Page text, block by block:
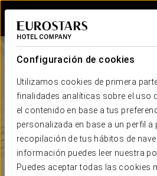
Configuración de cookies
Utilizamos cookies de primera
finalidades analíticas sobre el uso
el contenido en base a tus
personalizada en base a un perfil a
recopilación de tus hábitos de
información puedes leer nuestra
Puedes aceptar todas las cookies